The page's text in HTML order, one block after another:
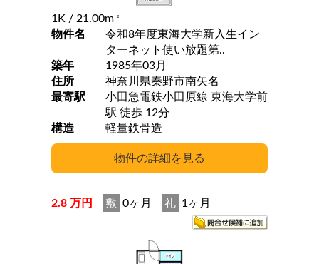
1K / 21.00m 2
物件名
令和8年度東海大学新入生イン
ターネット使い放題第..
築年
1985年03月
住所
神奈川県秦野市南矢名
最寄駅
小田急電鉄小田原線 東海大学前
駅 徒歩 12分
構造
軽量鉄骨造
2.8 万円 敷 0ヶ月 礼 1ヶ月